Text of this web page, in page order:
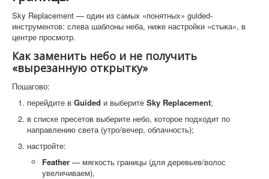
Sky Replacement — один из самых «понятных» guided-
инструментов: слева шаблоны неба, ниже настройки «стыка», в
центре просмотр.
Как заменить небо и не получить
«вырезанную открытку»
Пошагово:
перейдите в Guided и выберите Sky Replacement;
в списке пресетов выберите небо, которое подходит по
направлению света (утро/вечер, облачность);
настройте:
Feather — мягкость границы (для деревьев/волос
увеличиваем),